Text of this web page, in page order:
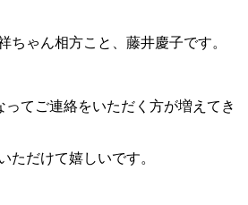
ちゃん相方こと、藤井慶子です。
てご連絡をいただく方が増えてき
ただけて嬉しいです。